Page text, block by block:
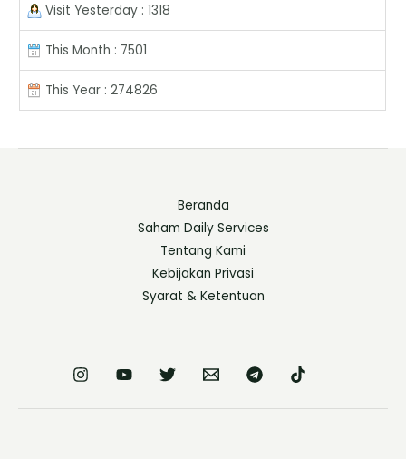
Visit Yesterday : 1318
This Month : 7501
This Year : 274826
Beranda
Saham Daily Services
Tentang Kami
Kebijakan Privasi
Syarat & Ketentuan